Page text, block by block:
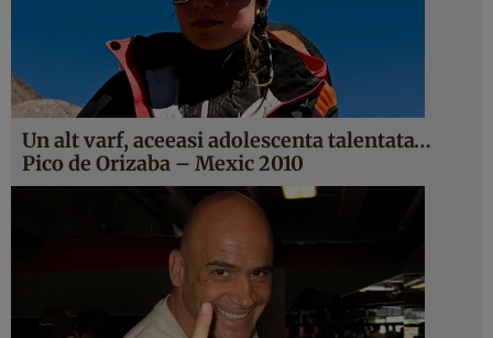
Un alt varf, aceeasi adolescenta talentata…
Pico de Orizaba – Mexic 2010